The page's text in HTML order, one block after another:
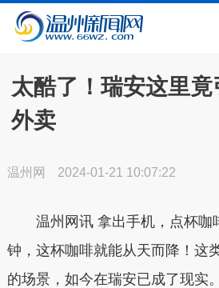
太酷了！瑞安这里
外卖
温州网 2024-01-21 10:07:22
温州网讯 拿出手机，点杯咖
钟，这杯咖啡就能从天而降！这
的场景，如今在瑞安已成了现实。